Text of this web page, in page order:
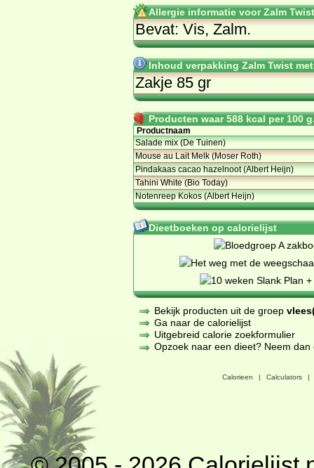
Allergie informatie voor Zalm
Bevat: Vis, Zalm.
Inhoud verpakking Zalm Twist
Zakje 85 gr
Producten waar 588 kcal per 100
Productnaam
Salade mix (De Tuinen)
Mouse au Lait Melk (Moser Roth)
Pindakaas cacao hazelnoot (Albert Heijn)
Tahini White (Bio Today)
Notenreep Kokos (Albert Heijn)
Dieetboeken op calorielijst
Bekijk producten uit de groep
Ga naar de calorielijst
Uitgebreid calorie zoekformulier
Opzoek naar een dieet? Neem
Calorieen | Calculators |